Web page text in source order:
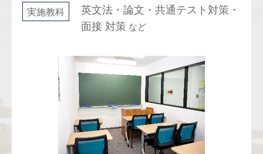
実施教科
英文法・論文・共通テスト対策・
面接 対策 など